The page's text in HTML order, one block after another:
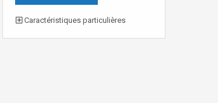
Caractéristiques particulières